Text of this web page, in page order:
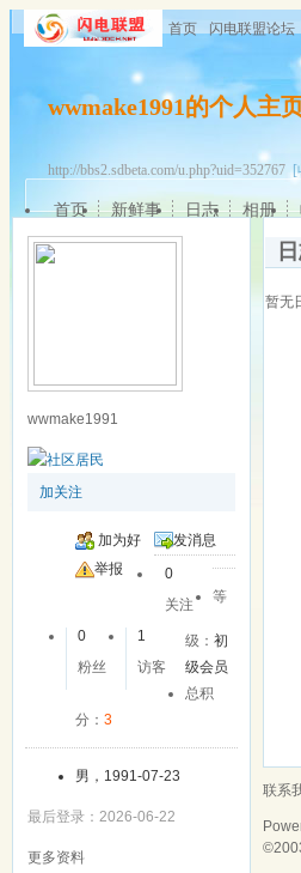
首页 闪电联盟论坛
wwmake1991的个人主
http://bbs2.sdbeta.com/u.php?uid=352767[
首页 新鲜事 日志 相册
wwmake1991
加关注
加为好
友
发消息
举报
0
关注
0
粉丝
1
访客
等
级：初
级会员
总积
分： 3
男，1991-07-23
最后登录：2026-06-22
更多资料
暂无
联系